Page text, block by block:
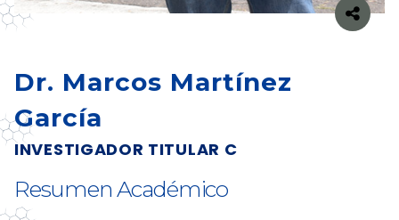
Dr. Marcos Martínez
García
INVESTIGADOR TITULAR C
Resumen Académico